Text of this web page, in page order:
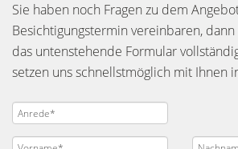
Sie haben noch Fragen zu dem
Besichtigungstermin vereinbaren,
das untenstehende Formular
setzen uns schnellstmöglich mit Ihnen